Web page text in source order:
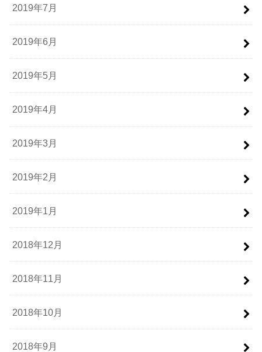
2019年7月
2019年6月
2019年5月
2019年4月
2019年3月
2019年2月
2019年1月
2018年12月
2018年11月
2018年10月
2018年9月